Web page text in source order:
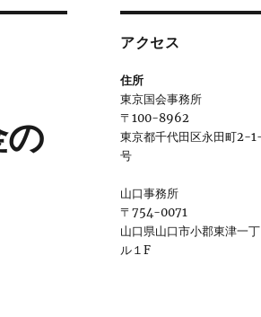
アクセス
住所
東京国会事務所
〒100-8962
東京都千代田区永田町2-
号
山口事務所
〒754-0071
山口県山口市小郡東津一
ル１F